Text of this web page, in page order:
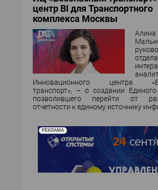
центр BI для Транспортного
комплекса Москвы
Алина
отдела
Инновационного центра
транспорт», – о создании
позволившего перейти от
отчетности к единому источнику
РЕКЛАМА